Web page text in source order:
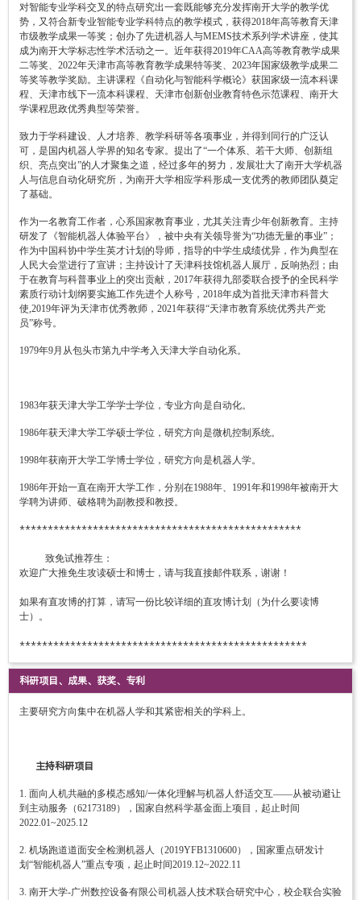
对智能专业学科交叉的特点研究出一套既能够充分发挥南开大学的教学优
势，又符合新专业智能专业学科特点的教学模式，获得2018年高等教育天津
市级教学成果一等奖；创办了先进机器人与MEMS技术系列学术讲座，使其
成为南开大学标志性学术活动之一。近年获得2019年CAA高等教育教学成果
二等奖、2022年天津市高等教育教学成果特等奖、2023年国家级教学成果二
等奖等教学奖励。主讲课程《自动化与智能科学概论》获国家级一流本科课
程、天津市线下一流本科课程、天津市创新创业教育特色示范课程、南开大
学课程思政优秀典型等荣誉。
致力于学科建设、人才培养、教学科研等各项事业，并得到同行的广泛认
可，是国内机器人学界的知名专家。提出了“一个体系、若干大师、创新组
织、亮点突出”的人才聚集之道，经过多年的努力，发展壮大了南开大学机器
人与信息自动化研究所，为南开大学相应学科形成一支优秀的教师团队奠定
了基础。
作为一名教育工作者，心系国家教育事业，尤其关注青少年创新教育。主持
研发了《智能机器人体验平台》，被中央有关领导誉为“功德无量的事业”；
作为中国科协中学生英才计划的导师，指导的中学生成绩优异，作为典型在
人民大会堂进行了宣讲；主持设计了天津科技馆机器人展厅，反响热烈；由
于在教育与科普事业上的突出贡献，2017年获得九部委联合授予的全民科学
素质行动计划纲要实施工作先进个人称号，2018年成为首批天津市科普大
使,2019年评为天津市优秀教师，2021年获得“天津市教育系统优秀共产党
员”称号。
1979年9月从包头市第九中学考入天津大学自动化系。
1983年获天津大学工学学士学位，专业方向是自动化。
1986年获天津大学工学硕士学位，研究方向是微机控制系统。
1998年获南开大学工学博士学位，研究方向是机器人学。
1986年开始一直在南开大学工作，分别在1988年、1991年和1998年被南开大
学聘为讲师、破格聘为副教授和教授。
**************************************************
致免试推荐生：
欢迎广大推免生攻读硕士和博士，请与我直接邮件联系，谢谢！
如果有直攻博的打算，请写一份比较详细的直攻博计划（为什么要读博
士）。
***************************************************
科研项目、成果、获奖、专利
主要研究方向集中在机器人学和其紧密相关的学科上。
主持科研项目
1. 面向人机共融的多模态感知/一体化理解与机器人舒适交互——从被动避让
到主动服务（62173189），国家自然科学基金面上项目，起止时间
2022.01~2025.12
2. 机场跑道道面安全检测机器人（2019YFB1310600），国家重点研发计
划“智能机器人”重点专项，起止时间2019.12~2022.11
3. 南开大学-广州数控设备有限公司机器人技术联合研究中心，校企联合实验